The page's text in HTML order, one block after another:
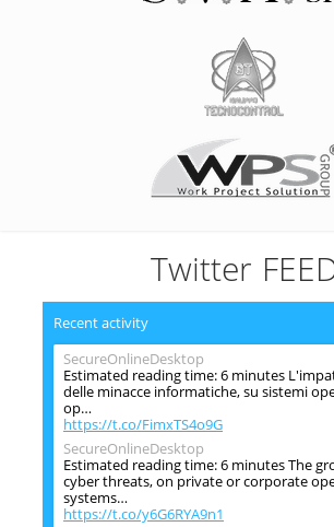
Twitter
Recent activity
SecureOnlineDesktop
Estimated reading time: 6 minutes
delle minacce informatiche, su sistemi
op…
https://t.co/FimxTS4o9G
SecureOnlineDesktop
Estimated reading time: 6 minutes The
cyber threats, on private or corporate
systems…
https://t.co/y6G6RYA9n1